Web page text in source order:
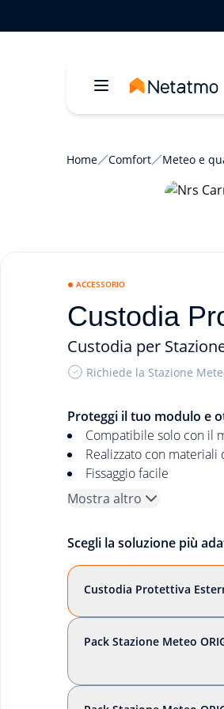
Home Comfort Meteo e
ACCESSORIO
Custodia
Custodia per
Richiede la Stazione
Proteggi il tuo modulo e
Compatibile solo con il
Realizzato con
Fissaggio facile
Mostra altro
Scegli la soluzione più
Custodia Protettiva
Pack Stazione Meteo